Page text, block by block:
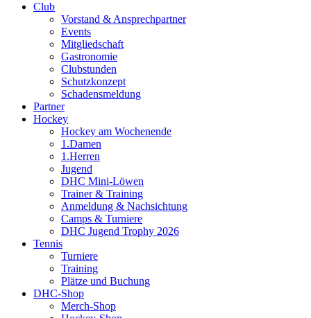
Club
Vorstand & Ansprechpartner
Events
Mitgliedschaft
Gastronomie
Clubstunden
Schutzkonzept
Schadensmeldung
Partner
Hockey
Hockey am Wochenende
1.Damen
1.Herren
Jugend
DHC Mini-Löwen
Trainer & Training
Anmeldung & Nachsichtung
Camps & Turniere
DHC Jugend Trophy 2026
Tennis
Turniere
Training
Plätze und Buchung
DHC-Shop
Merch-Shop